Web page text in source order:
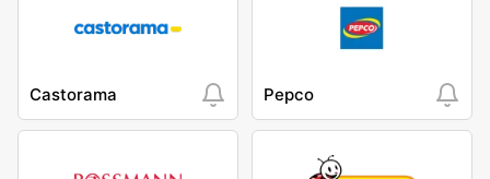
Castorama Pepco